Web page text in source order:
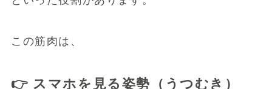
この筋肉は、
👉 スマホを見る姿勢（うつむき）